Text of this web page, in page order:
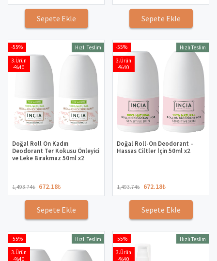
Sepete Ekle Sepete Ekle
-55%
3.Ürün
-%40
Hızlı Teslim
Doğal Roll On Kadın
Deodorant Ter Kokusu Önleyici
ve Leke Bırakmaz 50ml x2
1,493.74₺ 672.18₺
Sepete Ekle
-55%
3.Ürün
-%40
Hızlı Teslim
Doğal Roll-On Deodorant –
Hassas Ciltler İçin 50ml x2
1,493.74₺ 672.18₺
Sepete Ekle
-55%
3.Ürün
-%40
Hızlı Teslim
-55%
3.Ürün
-%40
Hızlı Teslim